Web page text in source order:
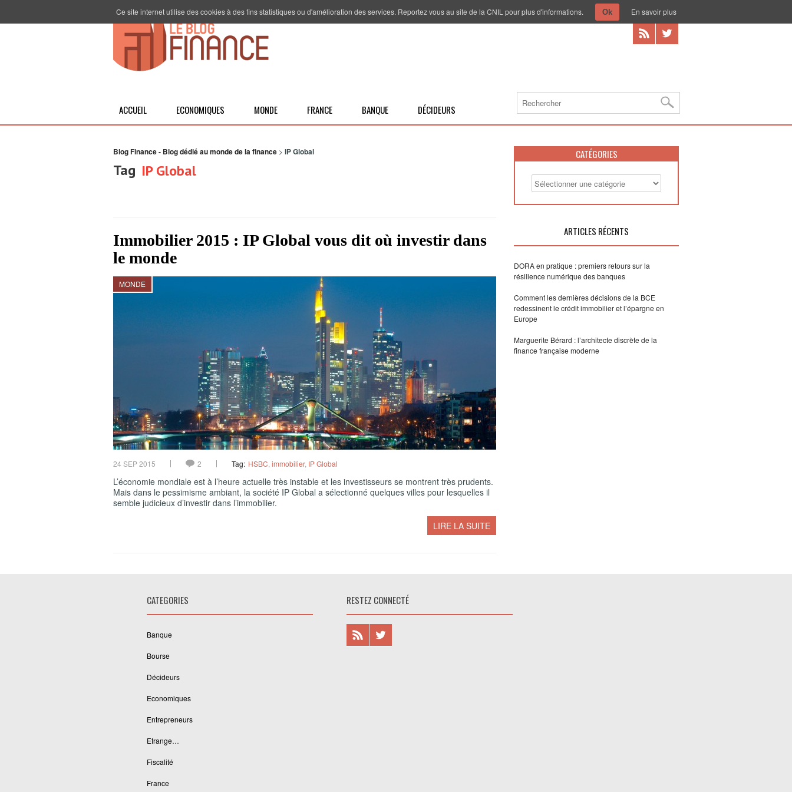
ACCUEIL ECONOMIQUES MONDE FRANCE BANQUE DÉCIDEURS
Blog Finance - Blog dédié au monde de la finance > IP Global
Tag IP Global
Immobilier 2015 : IP Global vous dit où investir dans
le monde
MONDE
24 SEP 2015 2 Tag: HSBC immobilier, IP Global
L’économie mondiale est à l’heure actuelle très instable et les investisseurs se montrent très prudents.
Mais dans le pessimisme ambiant, la société IP Global a sélectionné quelques villes pour lesquelles il
semble judicieux d’investir dans l’immobilier.
LIRE LA SUITE
CATÉGORIES
ARTICLES RÉCENTS
DORA en pratique : premiers retours sur la
résilience numérique des banques
Comment les dernières décisions de la BCE
redessinent le crédit immobilier et l’épargne en
Europe
Marguerite Bérard : l’architecte discrète de la
finance française moderne
CATEGORIES
Banque
Bourse
Décideurs
Economiques
Entrepreneurs
Etrange…
Fiscalité
France
RESTEZ CONNECTÉ
Ce site internet utilise des cookies à des fins statistiques ou d'amélioration des services. Reportez vous au site de la CNIL pour plus d'informations. Ok En savoir plus